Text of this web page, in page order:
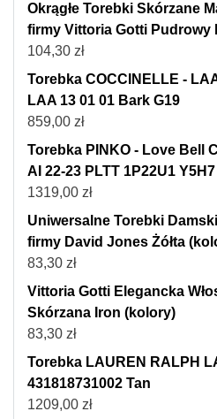
Okrągłe Torebki Skórzane
firmy Vittoria Gotti Pudrowy
104,30 zł
Torebka COCCINELLE -
LAA 13 01 01 Bark G19
859,00 zł
Torebka PINKO - Love Bell
AI 22-23 PLTT 1P22U1
1319,00 zł
Uniwersalne Torebki
firmy David Jones Żółta
83,30 zł
Vittoria Gotti Elegancka
Skórzana Iron (kolory)
83,30 zł
Torebka LAUREN RALPH
431818731002 Tan
1209,00 zł